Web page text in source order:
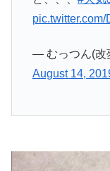
— むっつん(改
August 14,